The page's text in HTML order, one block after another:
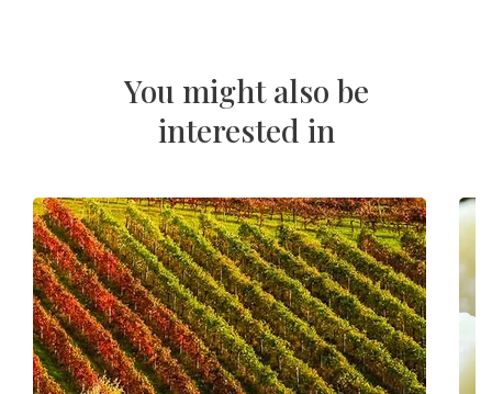
You might also be
interested in